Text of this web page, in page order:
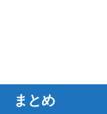
まとめ